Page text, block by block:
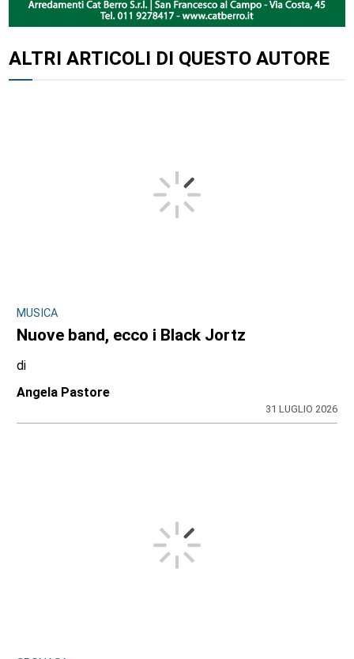
ALTRI ARTICOLI DI QUESTO AUTORE
MUSICA
Nuove band, ecco i Black Jortz
di
Angela Pastore
31 LUGLIO 2026